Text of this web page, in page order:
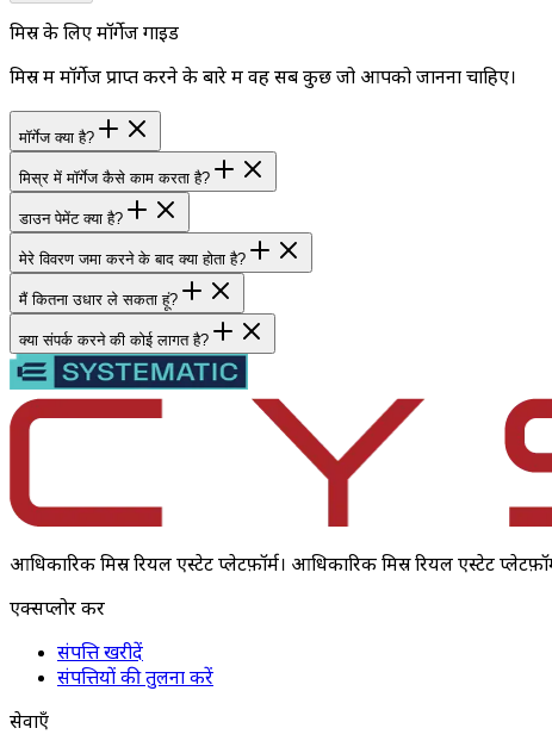
मिस्र के लिए मॉर्गेज गाइड
मिस्र में मॉर्गेज प्राप्त करने के बारे में वह सब कुछ जो आपको जानना चाहिए।
मॉर्गेज क्या है?
मिस्र में मॉर्गेज कैसे काम करता है?
डाउन पेमेंट क्या है?
मेरे विवरण जमा करने के बाद क्या होता है?
मैं कितना उधार ले सकता हूं?
क्या संपर्क करने की कोई लागत है?
आधिकारिक मिस्र रियल एस्टेट प्लेटफ़ॉर्म। आधिकारिक मिस्र रियल एस्टेट
एक्सप्लोर करें
संपत्ति खरीदें
संपत्तियों की तुलना करें
सेवाएँ